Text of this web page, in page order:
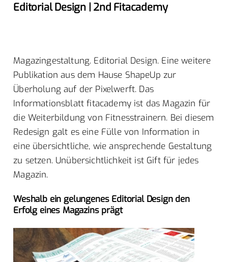
Editorial Design | 2nd Fitacademy
Magazingestaltung. Editorial Design. Eine weitere
Publikation aus dem Hause ShapeUp zur
Überholung auf der Pixelwerft. Das
Informationsblatt fitacademy ist das Magazin für
die Weiterbildung von Fitnesstrainern. Bei diesem
Redesign galt es eine Fülle von Information in
eine übersichtliche, wie ansprechende Gestaltung
zu setzen. Unübersichtlichkeit ist Gift für jedes
Magazin.
Weshalb ein gelungenes Editorial Design den
Erfolg eines Magazins prägt